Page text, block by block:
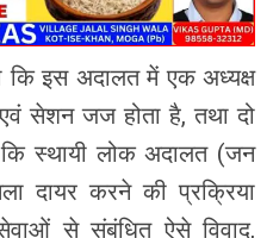
इस अदालत में एक अध्यक्ष
एवं सेशन जज होता है, तथा दो
स्थायी लोक अदालत (जन
दायर करने की प्रक्रिया
से संबंधित ऐसे विवाद,